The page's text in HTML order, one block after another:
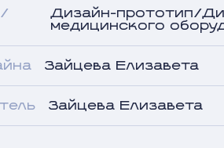
Дизайн-прототип/
медицинского
Зайцева Елизавета
Зайцева Елизавета